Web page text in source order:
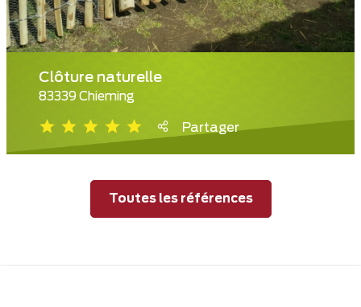
Clôture naturelle
83339 Chieming
Partager
Toutes les références